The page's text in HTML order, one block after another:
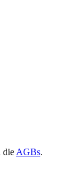
die AGBs.